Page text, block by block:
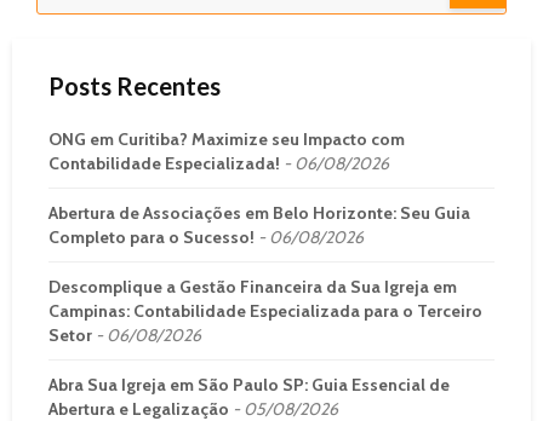
Posts Recentes
ONG em Curitiba? Maximize seu Impacto com
Contabilidade Especializada!
06/08/2026
Abertura de Associações em Belo Horizonte: Seu Guia
Completo para o Sucesso!
06/08/2026
Descomplique a Gestão Financeira da Sua Igreja em
Campinas: Contabilidade Especializada para o Terceiro
Setor
06/08/2026
Abra Sua Igreja em São Paulo SP: Guia Essencial de
Abertura e Legalização
05/08/2026